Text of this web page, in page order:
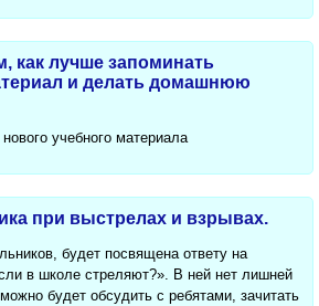
как лучше запоминать
и делать домашнюю
учебного материала
при выстрелах и взрывах.
будет посвящена ответу на
в школе стреляют?». В ней нет лишней
будет обсудить с ребятами, зачитать